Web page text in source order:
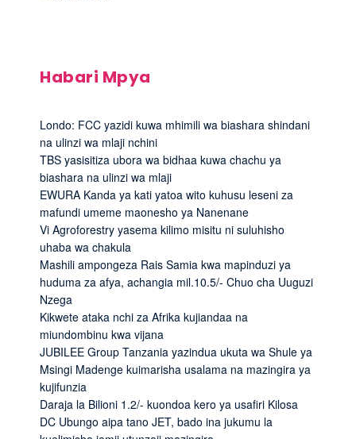
Habari Mpya
Londo: FCC yazidi kuwa mhimili wa biashara shindani
na ulinzi wa mlaji nchini
TBS yasisitiza ubora wa bidhaa kuwa chachu ya
biashara na ulinzi wa mlaji
EWURA Kanda ya kati yatoa wito kuhusu leseni za
mafundi umeme maonesho ya Nanenane
Vi Agroforestry yasema kilimo misitu ni suluhisho
uhaba wa chakula
Mashili ampongeza Rais Samia kwa mapinduzi ya
huduma za afya, achangia mil.10.5/- Chuo cha Uuguzi
Nzega
Kikwete ataka nchi za Afrika kujiandaa na
miundombinu kwa vijana
JUBILEE Group Tanzania yazindua ukuta wa Shule ya
Msingi Madenge kuimarisha usalama na mazingira ya
kujifunzia
Daraja la Bilioni 1.2/- kuondoa kero ya usafiri Kilosa
DC Ubungo aipa tano JET, bado ina jukumu la